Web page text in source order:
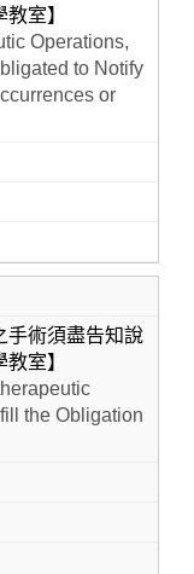
室】
Operations,
to Notify
or
手術須盡告知說
室】
the Obligation